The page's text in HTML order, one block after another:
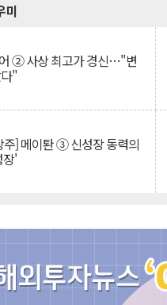
미
② 사상 최고가 경신…"변
"
주] 메이퇀 ③ 신성장 동력의
장'